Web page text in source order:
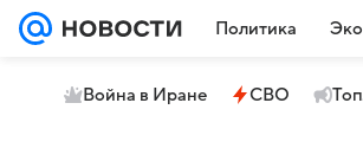
Политика
Война в Иране СВО